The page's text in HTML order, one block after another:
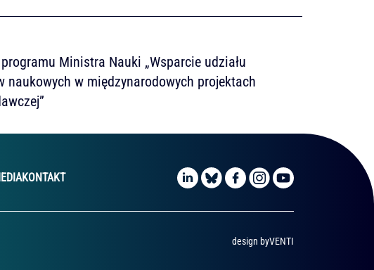
Ministra Nauki „Wsparcie udziału
naukowych w międzynarodowych projektach
KONTAKT
design byVENTI